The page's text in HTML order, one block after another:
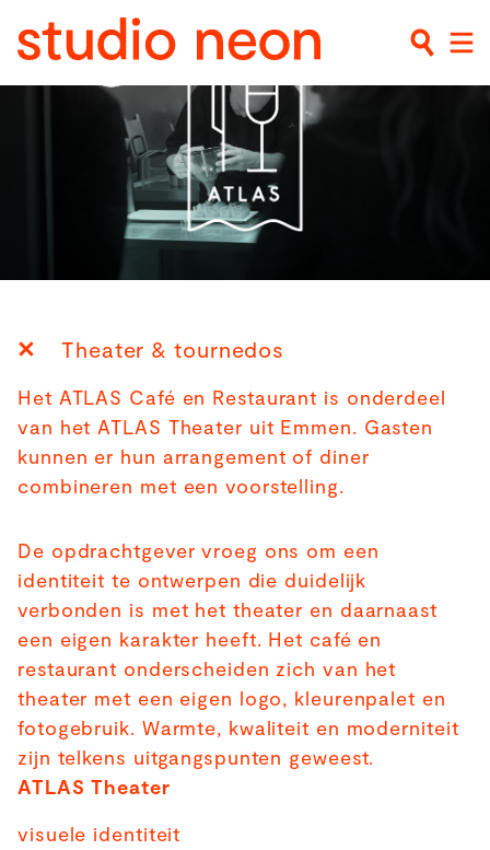
Theater & tournedos
Het ATLAS Café en Restaurant is onderdeel
van het ATLAS Theater uit Emmen. Gasten
kunnen er hun arrangement of diner
combineren met een voorstelling.
De opdrachtgever vroeg ons om een
identiteit te ontwerpen die duidelijk
verbonden is met het theater en daarnaast
een eigen karakter heeft. Het café en
restaurant onderscheiden zich van het
theater met een eigen logo, kleurenpalet en
fotogebruik. Warmte, kwaliteit en moderniteit
zijn telkens uitgangspunten geweest.
ATLAS Theater
visuele identiteit